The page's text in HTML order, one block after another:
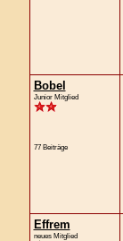
Bobel
Junior Mitglied
77 Beiträge
Effrem
neues Mitglied